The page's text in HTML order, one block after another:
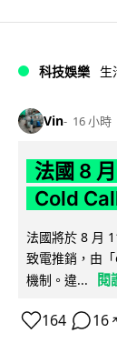
科技娛樂 生
Vin 16 小時
法國 8
Cold
法國將於 8 月
致電推銷，由
機制。違...
閱
164 16 ↗